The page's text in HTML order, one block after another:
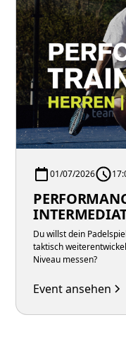
01/07/2026
Du willst dein
taktisch
Niveau messen?
Event ansehen